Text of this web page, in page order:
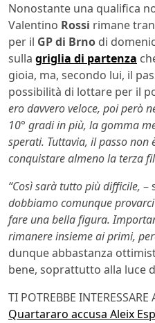
Nonostante una qualifica
Valentino Rossi rimane
per il GP di Brno di
sulla griglia di partenza
gioia, ma, secondo lui, il
possibilità di lottare per il
ero davvero veloce, poi però
10° gradi in più, la gomma
sperati. Tuttavia, il passo non
conquistare almeno la terza
“Così sarà tutto più difficile, –
dobbiamo comunque
fare una bella figura.
rimanere insieme ai primi,
dunque abbastanza
bene, soprattutto alla luce
TI POTREBBE INTERESSARE
Quartararo accusa Aleix